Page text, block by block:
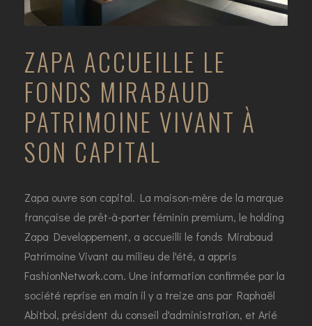
ZAPA ACCUEILLE LE
FONDS MIRABAUD
PATRIMOINE VIVANT À
SON CAPITAL
Zapa ouvre son capital. La maison-mère de la marque
française de prêt-à-porter féminin premium, le holding
Zapa Developpement, a accueilli le fonds Mirabaud
Patrimoine Vivant au milieu de l'été, a appris
FashionNetwork.com. Une information confirmée par la
société reprise en main il y a treize ans par Raphaël
Abitbol, président du conseil d'administration, et Arié